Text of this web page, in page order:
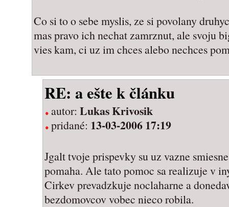
Co si to o sebe myslis, ze si povolany
mas pravo ich nechat zamrznut, ale svoju
vies kam, ci uz im chces alebo nechces
RE: a ešte k článku
autor: Lukas Krivosik
pridané: 13-03-2006 17:19
Jgalt tvoje prispevky su uz vazne
pomaha. Ale tato pomoc sa realizuje v
Cirkev prevadzkuje noclaharne a
bezdomovcov vobec nieco robila.